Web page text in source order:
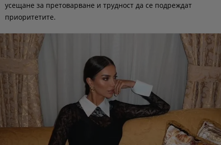
усещане за претоварване и трудност да се подреждат
приоритетите.